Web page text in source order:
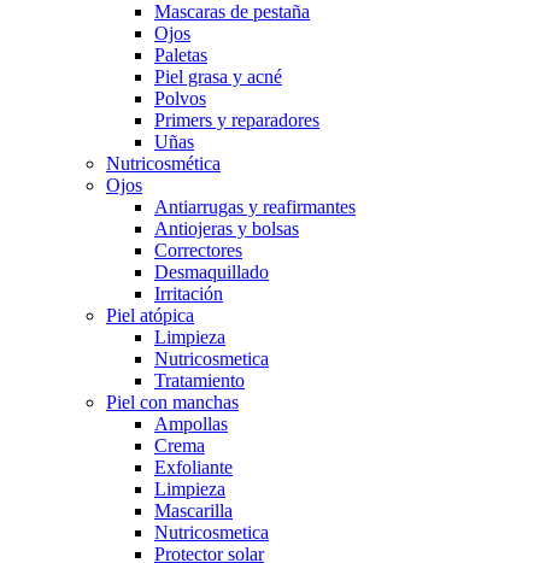
Mascaras de pestaña
Ojos
Paletas
Piel grasa y acné
Polvos
Primers y reparadores
Uñas
Nutricosmética
Ojos
Antiarrugas y reafirmantes
Antiojeras y bolsas
Correctores
Desmaquillado
Irritación
Piel atópica
Limpieza
Nutricosmetica
Tratamiento
Piel con manchas
Ampollas
Crema
Exfoliante
Limpieza
Mascarilla
Nutricosmetica
Protector solar